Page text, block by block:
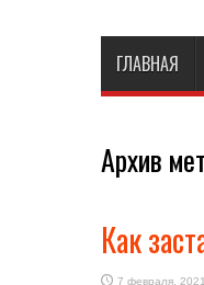
ГЛАВНАЯ
Архив
Как
7 февраля, 2021